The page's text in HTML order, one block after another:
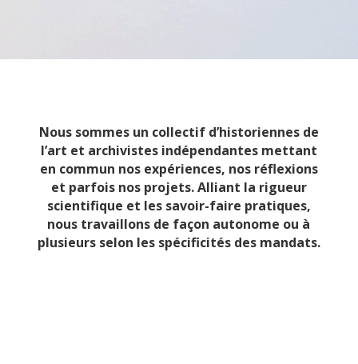
Nous sommes un collectif d’historiennes de
l’art et archivistes indépendantes mettant
en commun nos expériences, nos réflexions
et parfois nos projets. Alliant la rigueur
scientifique et les savoir-faire pratiques,
nous travaillons de façon autonome ou à
plusieurs selon les spécificités des mandats.